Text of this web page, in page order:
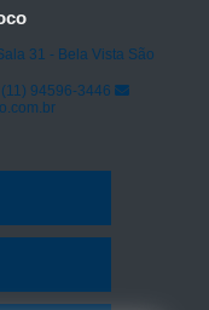
31 - Bela Vista São
(11) 94596-3446